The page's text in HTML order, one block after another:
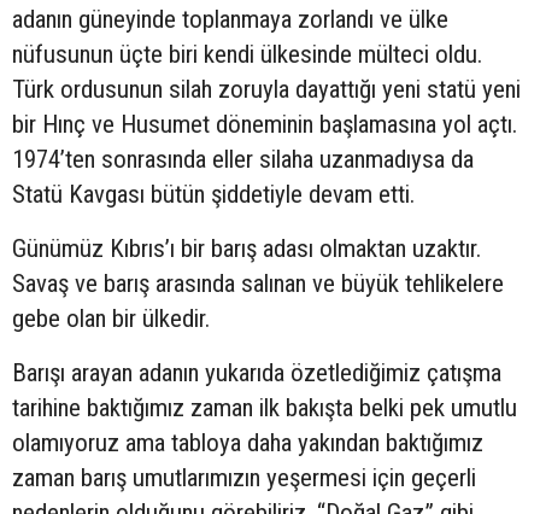
adanın güneyinde toplanmaya zorlandı ve ülke
nüfusunun üçte biri kendi ülkesinde mülteci oldu.
Türk ordusunun silah zoruyla dayattığı yeni statü yeni
bir Hınç ve Husumet döneminin başlamasına yol açtı.
1974’ten sonrasında eller silaha uzanmadıysa da
Statü Kavgası bütün şiddetiyle devam etti.
Günümüz Kıbrıs’ı bir barış adası olmaktan uzaktır.
Savaş ve barış arasında salınan ve büyük tehlikelere
gebe olan bir ülkedir.
Barışı arayan adanın yukarıda özetlediğimiz çatışma
tarihine baktığımız zaman ilk bakışta belki pek umutlu
olamıyoruz ama tabloya daha yakından baktığımız
zaman barış umutlarımızın yeşermesi için geçerli